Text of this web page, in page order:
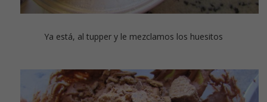
Ya está, al tupper y le mezclamos los huesitos